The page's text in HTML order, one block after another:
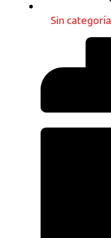
Sin categoría